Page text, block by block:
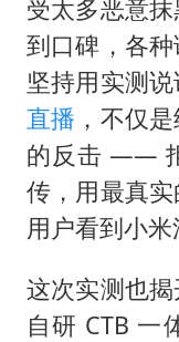
受太多恶意
到口碑，各
坚持用实测
直播 ，不仅
的反击 ——
传，用最真
用户看到小米
这次实测也
自研 CTB 一